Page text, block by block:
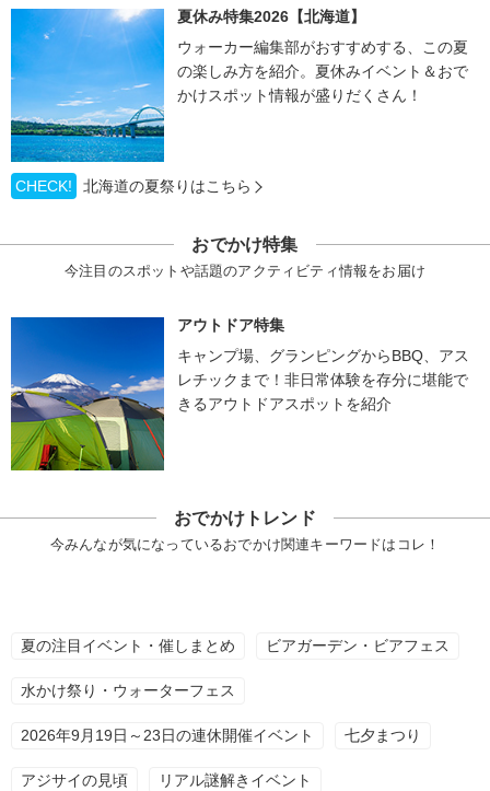
夏休み特集2026【北海道】
ウォーカー編集部がおすすめする、この夏
の楽しみ方を紹介。夏休みイベント＆おで
かけスポット情報が盛りだくさん！
CHECK! 北海道の夏祭りはこちら
おでかけ特集
今注目のスポットや話題のアクティビティ情報をお届け
アウトドア特集
キャンプ場、グランピングからBBQ、アス
レチックまで！非日常体験を存分に堪能で
きるアウトドアスポットを紹介
おでかけトレンド
今みんなが気になっているおでかけ関連キーワードはコレ！
夏の注目イベント・催しまとめ ビアガーデン・ビアフェス
水かけ祭り・ウォーターフェス
2026年9月19日～23日の連休開催イベント 七夕まつり
アジサイの見頃 リアル謎解きイベント